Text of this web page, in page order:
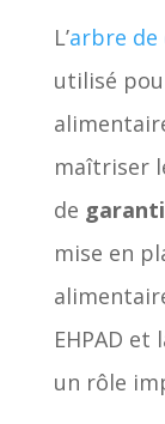
L’arbre de
utilisé
maîtriser
de
mise en
EHPAD et
un rôle